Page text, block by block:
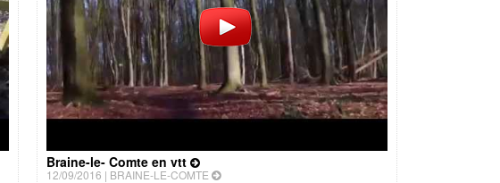
Braine-le- Comte en vtt
12/09/2016 | BRAINE-LE-COMTE